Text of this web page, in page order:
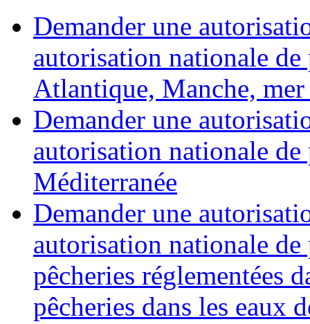
Demander une
autorisation nationale
Atlantique, Manche,
Demander une
autorisation nationale
Méditerranée
Demander une
autorisation nationale
pêcheries réglementées
pêcheries dans les eaux